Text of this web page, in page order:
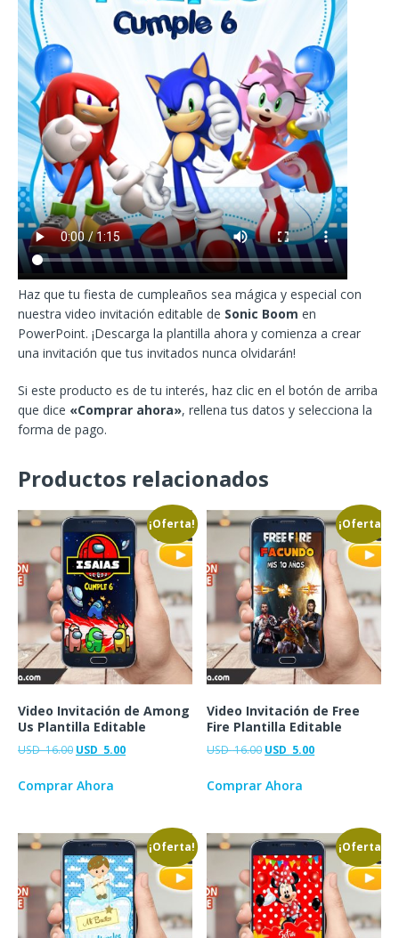
Haz que tu fiesta de cumpleaños sea mágica y especial con
nuestra video invitación editable de Sonic Boom en
PowerPoint. ¡Descarga la plantilla ahora y comienza a crear
una invitación que tus invitados nunca olvidarán!
Si este producto es de tu interés, haz clic en el botón de arriba
que dice «Comprar ahora», rellena tus datos y selecciona la
forma de pago.
Productos relacionados
¡Oferta!
Video Invitación de Among
Us Plantilla Editable
USD16.00 USD 5.00
Comprar Ahora
¡Oferta!
Video Invitación de Free
Fire Plantilla Editable
USD16.00 USD 5.00
Comprar Ahora
¡Oferta! ¡Oferta!